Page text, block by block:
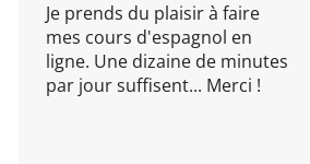
Je prends du plaisir à faire
mes cours d'espagnol en
ligne. Une dizaine de minutes
par jour suffisent... Merci !